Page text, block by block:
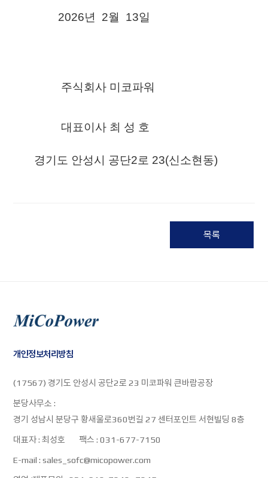
2026년 2월 13일
주식회사 미코파워
대표이사 최 성 호
경기도 안성시 공단2로 23(신소현동)
목록
개인정보처리방침
(17567) 경기도 안성시 공단2로 23 미코파워 큰바람공장
분당사무소 :
경기 성남시 분당구 황새울로360번길 27 센터포인트 서현빌딩 8층
대표자 : 최성호 팩스 : 031-677-7150
E-mail : sales_sofc@micopower.com